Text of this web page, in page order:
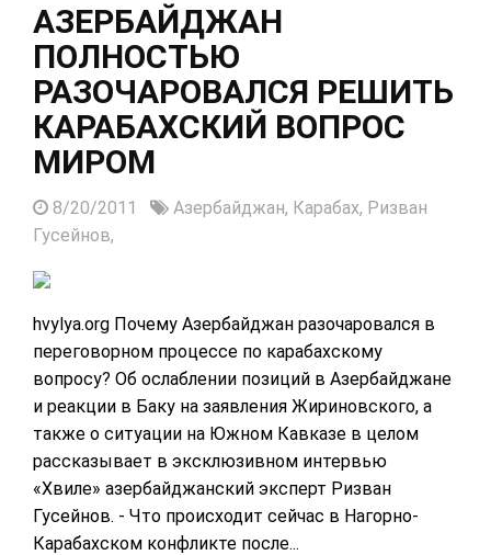
АЗЕРБАЙДЖАН
ПОЛНОСТЬЮ
РАЗОЧАРОВАЛСЯ РЕШИТЬ
КАРАБАХСКИЙ ВОПРОС
МИРОМ
8/20/2011 Азербайджан, Карабах, Ризван
Гусейнов,
hvylya.org Почему Азербайджан разочаровался в
переговорном процессе по карабахскому
вопросу? Об ослаблении позиций в Азербайджане
и реакции в Баку на заявления Жириновского, а
также о ситуации на Южном Кавказе в целом
рассказывает в эксклюзивном интервью
«Хвиле» азербайджанский эксперт Ризван
Гусейнов. - Что происходит сейчас в Нагорно-
Карабахском конфликте после...